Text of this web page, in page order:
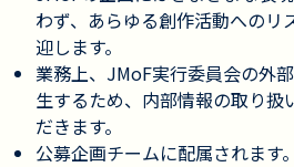
わず、あらゆる創作活動へのリ
迎します。
業務上、JMoF実行委員会の外
生するため、内部情報の取り扱
だきます。
公募企画チームに配属されます。